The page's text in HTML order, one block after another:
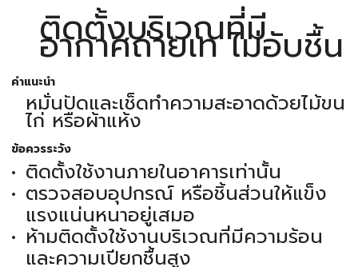
ติดตั้งบริเวณที่มี
อากาศถ่ายเท ไม่อับชื้น
คำแนะนำ
หมั่นปัดและเช็ดทำความสะอาดด้วยไม้ขน
ไก่ หรือผ้าแห้ง
ข้อควรระวัง
ติดตั้งใช้งานภายในอาคารเท่านั้น
ตรวจสอบอุปกรณ์ หรือชิ้นส่วนให้แข็ง
แรงแน่นหนาอยู่เสมอ
ห้ามติดตั้งใช้งานบริเวณที่มีความร้อน
และความเปียกชื้นสูง